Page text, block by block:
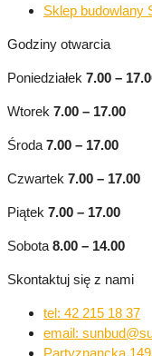
Sklep budowlany
Godziny otwarcia
Poniedziałek 7.00 –
Wtorek 7.00 – 17.00
Środa 7.00 – 17.00
Czwartek 7.00 – 17.00
Piątek 7.00 – 17.00
Sobota 8.00 – 14.00
Skontaktuj się z nami
tel: 42 215 18 37
email: